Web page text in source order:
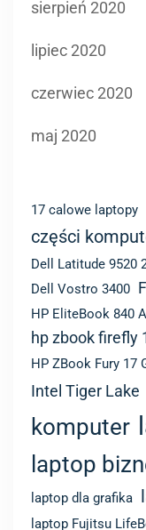
czerwiec 2020
maj 2020
17 calowe laptopy
Dell Vostro 3400
HP EliteBook 840
hp zbook firefly
HP ZBook Fury 17
Intel Tiger Lake
komputer
laptop
laptop dla grafika
laptop Fujitsu
laptop z GeForce RTX
Lenovo ThinkPad
Lenovo ThinkPad